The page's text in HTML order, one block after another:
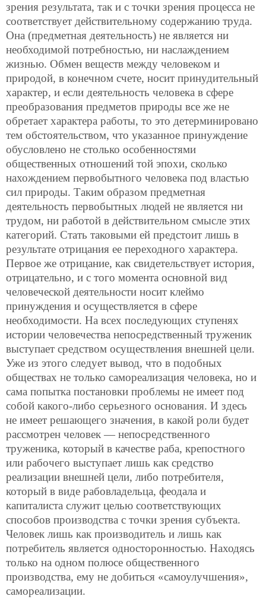
зрения результата, так и с точки зрения процесса не
соответствует действительному содержанию труда.
Она (предметная деятельность) не является ни
необходимой потребностью, ни наслаждением
жизнью. Обмен веществ между человеком и
природой, в конечном счете, носит принудительный
характер, и если деятельность человека в сфере
преобразования предметов природы все же не
обретает характера работы, то это детерминировано
тем обстоятельством, что указанное принуждение
обусловлено не столько особенностями
общественных отношений той эпохи, сколько
нахождением первобытного человека под властью
сил природы. Таким образом предметная
деятельность первобытных людей не является ни
трудом, ни работой в действительном смысле этих
категорий. Стать таковыми ей предстоит лишь в
результате отрицания ее переходного характера.
Первое же отрицание, как свидетельствует история,
отрицательно, и с того момента основной вид
человеческой деятельности носит клеймо
принуждения и осуществляется в сфере
необходимости. На всех последующих ступенях
истории человечества непосредственный труженик
выступает средством осуществления внешней цели.
Уже из этого следует вывод, что в подобных
обществах не только самореализация человека, но и
сама попытка постановки проблемы не имеет под
собой какого-либо серьезного основания. И здесь
не имеет решающего значения, в какой роли будет
рассмотрен человек — непосредственного
труженика, который в качестве раба, крепостного
или рабочего выступает лишь как средство
реализации внешней цели, либо потребителя,
который в виде рабовладельца, феодала и
капиталиста служит целью соответствующих
способов производства с точки зрения субъекта.
Человек лишь как производитель и лишь как
потребитель является односторонностью. Находясь
только на одном полюсе общественного
производства, ему не добиться «самоулучшения»,
самореализации.